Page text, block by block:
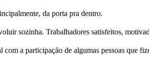
da porta pra dentro.
sozinha. Trabalhadores satisfeitos,
com a participação de algumas pessoas que